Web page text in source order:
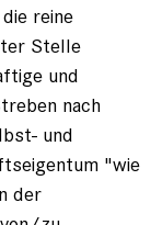
reine
Stelle
und
nach
und
"wie
der